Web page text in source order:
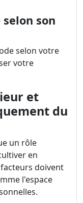
son
selon votre
votre
et
du
un rôle
en
doivent
l'espace